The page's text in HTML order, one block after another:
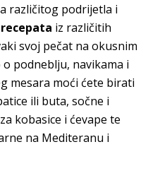
različitog podrijetla i
recepata iz različitih
svoj pečat na okusnim
podneblju, navikama i
mesara moći ćete birati
ili buta, sočne i
kobasice i ćevape te
na Mediteranu i